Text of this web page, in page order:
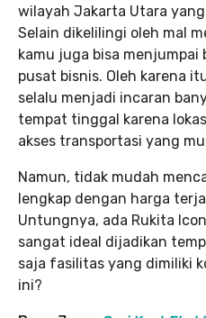
wilayah Jakarta Utara
Selain dikelilingi oleh mal
kamu juga bisa menjumpai
pusat bisnis. Oleh karena
selalu menjadi incaran
tempat tinggal karena
akses transportasi yang
Namun, tidak mudah
lengkap dengan harga
Untungnya, ada Rukita
sangat ideal dijadikan
saja fasilitas yang dimiliki
ini?